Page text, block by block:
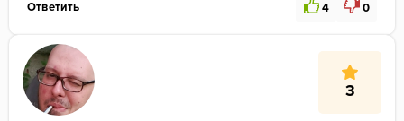
Ответить 4 0
3